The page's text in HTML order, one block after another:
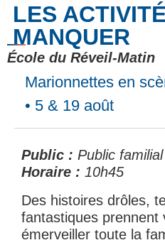
LES
MANQUER
École du Réveil-Matin
Marionnettes en
• 5 & 19 août
Public : Public familial
Horaire : 10h45
Des histoires drôles,
fantastiques prennent
émerveiller toute la